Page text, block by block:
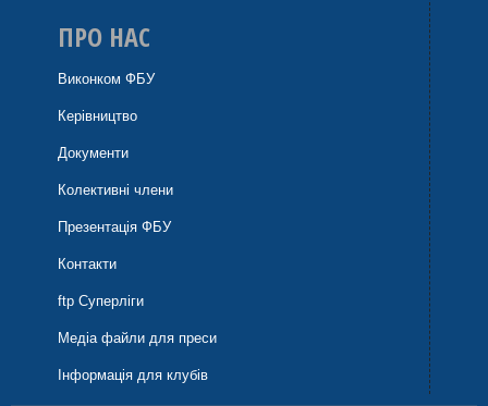
ПРО НАС
Виконком ФБУ
Керівництво
Документи
Колективні члени
Презентація ФБУ
Контакти
ftp Суперліги
Медіа файли для преси
Інформація для клубів